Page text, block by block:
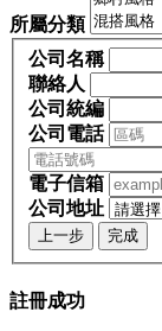
所屬分類
公司名稱
聯絡人
公司統編
公司電話
電子信箱
公司地址
上一步 完成
註冊成功